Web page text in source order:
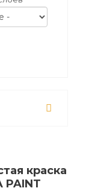
краска
PAINT